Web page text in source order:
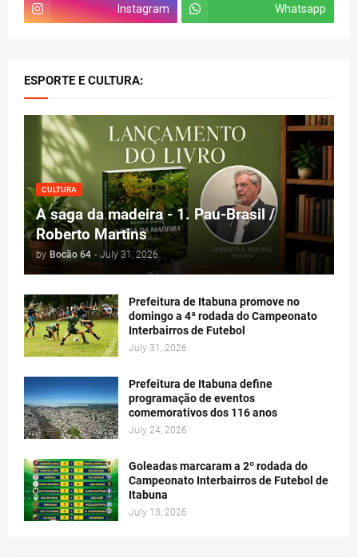
Instagram Whatsapp
ESPORTE E CULTURA:
CULTURA
A saga da madeira - 1. Pau-Brasil /
Roberto Martins
by Bocão 64 - July 31, 2026
Prefeitura de Itabuna promove no
domingo a 4ª rodada do Campeonato
Interbairros de Futebol
July 31, 2026
Prefeitura de Itabuna define
programação de eventos
comemorativos dos 116 anos
July 24, 2026
Goleadas marcaram a 2º rodada do
Campeonato Interbairros de Futebol de
Itabuna
July 13, 2026